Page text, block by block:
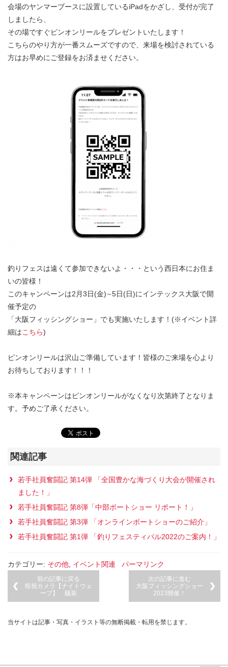
会場のヤンマーブースに設置しているiPadをかざし、受付が完了
しましたら、
その場ですぐピンオンリールをプレゼントいたします！
こちらのやり方が一番スムーズですので、来場を検討されている
方はお早めにご登録をお済ませください。
釣りフェスは遠くて参加できないよ・・・という西日本にお住ま
いの皆様！
このキャンペーンは2月3日(金)∼5日(日)にインテックス大阪で開
催予定の
「大阪フィッシングショー」でも実施いたします！(※イベント詳
細はこちら)
ピンオンリールは沢山ご準備しています！皆様のご来場を心より
お待ちしております！！！
※本キャンペーンはピンオンリールがなくなり次第終了となりま
す。予めご了承ください。
関連記事
若手社員奮闘記 第14弾 「全国豊かな海づくり大会が開催され
ました！」
若手社員奮闘記 第8弾「中部ボートショー リポート！」
若手社員奮闘記 第3弾 「オンラインボートショーのご紹介」
若手社員奮闘記 第1弾 「釣りフェスティバル2022のご案内！」
カテゴリー: その他 イベント関連 パーマリンク
前の記事に戻る
暗視カメラ【ナイトウェ
ーブ】 艤装
次の記事に進む
大阪フィッシングショー
2023開催！
当サイトは記事・写真・イラスト等の無断掲載・転用を禁じます。